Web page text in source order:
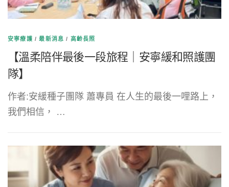
安寧療護 /最新消息 / 高齡長照
【溫柔陪伴最後一段旅程｜安寧緩和照護團
隊】
作者:安緩種子團隊 蕭專員 在人生的最後一哩路上，
我們相信， …